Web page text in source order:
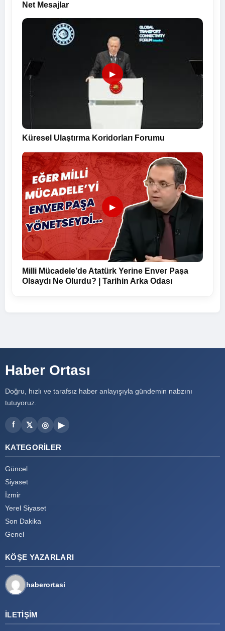
Net Mesajlar
▶
Küresel Ulaştırma Koridorları Forumu
▶
Milli Mücadele’de Atatürk Yerine Enver Paşa
Olsaydı Ne Olurdu? | Tarihin Arka Odası
Haber Ortası
Doğru, hızlı ve tarafsız haber anlayışıyla gündemin nabzını
tutuyoruz.
f 𝕏 ◎ ▶
KATEGORILER
Güncel
Siyaset
İzmir
Yerel Siyaset
Son Dakika
Genel
KÖŞE YAZARLARI
haberortasi
İLETIŞIM